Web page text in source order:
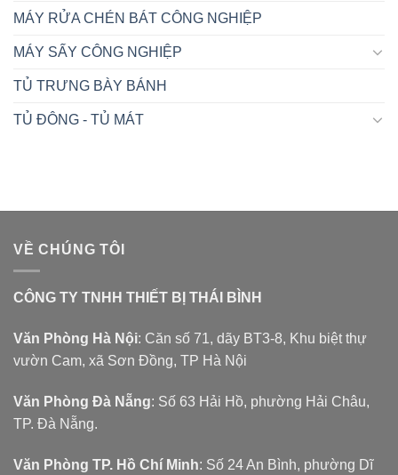
MÁY RỬA CHÉN BÁT CÔNG NGHIỆP
MÁY SẤY CÔNG NGHIỆP
TỦ TRƯNG BÀY BÁNH
TỦ ĐÔNG - TỦ MÁT
VỀ CHÚNG TÔI
CÔNG TY TNHH THIẾT BỊ THÁI BÌNH
Văn Phòng Hà Nội: Căn số 71, dãy BT3-8, Khu biệt thự
vườn Cam, xã Sơn Đồng, TP Hà Nội
Văn Phòng Đà Nẵng: Số 63 Hải Hồ, phường Hải Châu,
TP. Đà Nẵng.
Văn Phòng TP. Hồ Chí Minh: Số 24 An Bình, phường Dĩ